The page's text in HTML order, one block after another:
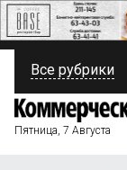
ПОЛИТИКА
ФИНАНСЫ
Все рубрики
Пятница, 7 Августа